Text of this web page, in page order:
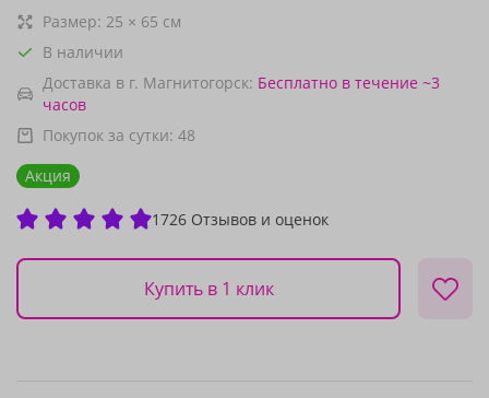
Размер: 25 × 65 см
В наличии
Доставка в г. Магнитогорск: Бесплатно в течение ~3
часов
Покупок за сутки: 48
Акция
1726 Отзывов и оценок
Купить в 1 клик